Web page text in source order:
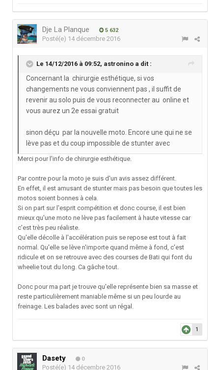
Dje La Planque 5 632
Posté(e) 14 décembre 2016
Le 14/12/2016 à 09:52, astronino a dit :
Concernant la chirurgie esthétique, si vos
changements ne vous conviennent pas , il suffit de
revenir au solo puis de vous reconnecter au online et
vous aurez un 2e essai gratuit
sinon déçu par la nouvelle moto. Encore une qui ne se
lève pas et du coup impossible de stunter avec
Merci pour l'info de chirurgie esthétique.
Par contre pour la moto je suis d'un avis assez différent.
En effet, il est amusant de stunter mais pas besoin que toutes les
motos soient bonnes à cela.
Si on part sur l'esprit compétition et donc course, il est bien
mieux qu'une moto ne lève pas facilement à haute vitesse car
c'est très peu réaliste.
Qu'elle décolle à l'accélération puis se repose est tout à fait
normal. Qu'elle se lève n'importe quand même à fond, c'est
ridicule et on se retrouve avec des courses de Bati qui font du
wheelie tout du long. Ca gâche tout.
Donc pour ma part je trouve qu'elle représente bien sa masse et
reste particulièrement maniable même si un peu lourde au
freinage. Les balades avec sont un régal.
1
Dasety 0
Posté(e) 14 décembre 2016